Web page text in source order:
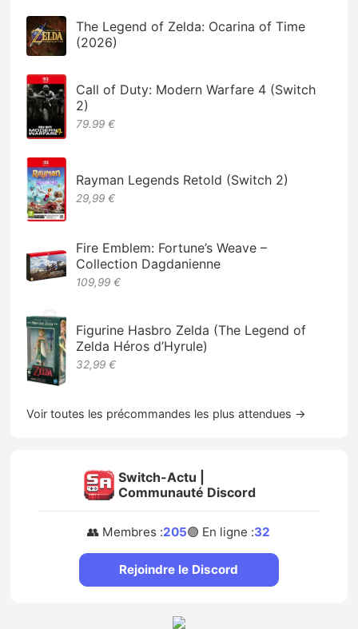
The Legend of Zelda: Ocarina of Time
(2026)
Call of Duty: Modern Warfare 4 (Switch
2)
79.99 €
Rayman Legends Retold (Switch 2)
29,99 €
Fire Emblem: Fortune’s Weave –
Collection Dagdanienne
109,99 €
Figurine Hasbro Zelda (The Legend of
Zelda Héros d’Hyrule)
32,99 €
Voir toutes les précommandes les plus attendues →
Switch-Actu |
Communauté Discord
👥 Membres :205🟢 En ligne :32
Rejoindre le Discord